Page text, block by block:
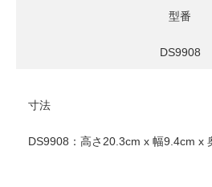
型番
DS9908
寸法
DS9908：高さ20.3cm x 幅9.4cm x